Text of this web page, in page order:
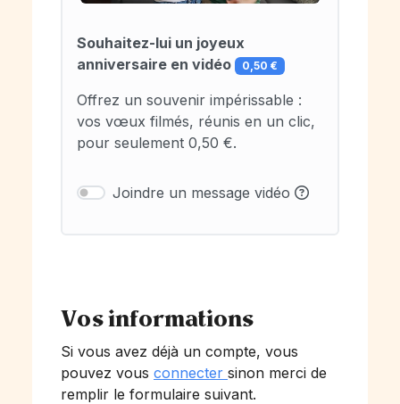
Souhaitez-lui un joyeux
anniversaire en vidéo
0,50 €
Offrez un souvenir impérissable :
vos vœux filmés, réunis en un clic,
pour seulement 0,50 €.
Joindre un message vidéo
Vos informations
Si vous avez déjà un compte, vous
pouvez vous connecter sinon merci de
remplir le formulaire suivant.